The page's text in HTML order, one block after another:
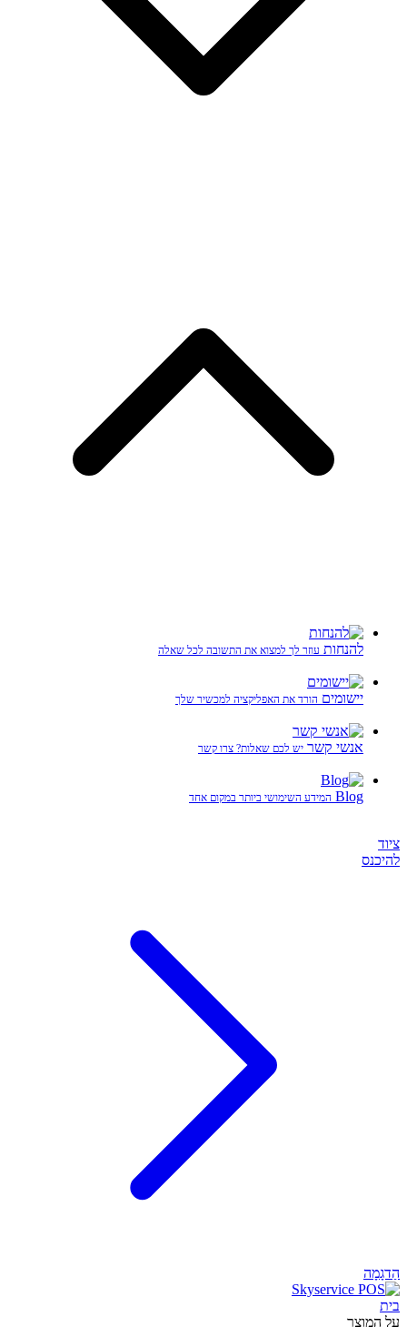
להנחות עוזר לך למצוא את התשובה לכל שאלה
יישומים הורד את האפליקציה למכשיר שלך
אנשי קשר יש לכם שאלות? צרו קשר
Blog המידע השימושי ביותר במקום אחד
ציוד
להיכנס
הַדגָמָה
בית
על המוצר